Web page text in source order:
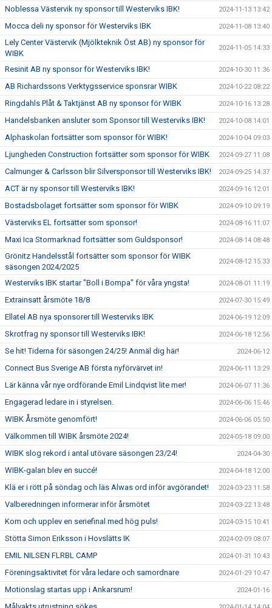
Noblessa Västervik ny sponsor till Westerviks IBK! 2024-11-13 13:42
Mocca deli ny sponsor för Westerviks IBK 2024-11-08 13:40
Lely Center Västervik (Mjölkteknik Öst AB) ny sponsor för
WIBK
2024-11-05 14:33
Resinit AB ny sponsor för Westerviks IBK! 2024-10-30 11:36
AB Richardssons Verktygsservice sponsrar WIBK 2024-10-22 08:22
Ringdahls Plåt & Taktjänst AB ny sponsor för WIBK 2024-10-16 13:28
Handelsbanken ansluter som Sponsor till Westerviks IBK! 2024-10-08 14:01
Alphaskolan fortsätter som sponsor för WIBK! 2024-10-04 09:03
Ljungheden Construction fortsätter som sponsor för WIBK 2024-09-27 11:08
Calmunger & Carlsson blir Silversponsor till Westerviks IBK! 2024-09-25 14:37
ACT är ny sponsor till Westerviks IBK! 2024-09-16 12:01
Bostadsbolaget fortsätter som sponsor för WIBK 2024-09-10 09:19
Västerviks EL fortsätter som sponsor! 2024-08-16 11:07
Maxi Ica Stormarknad fortsätter som Guldsponsor! 2024-08-14 08:48
Grönitz Handelsstål fortsätter som sponsor för WIBK
säsongen 2024/2025
2024-08-12 15:33
Westerviks IBK startar "Boll i Bompa" för våra yngsta! 2024-08-01 11:19
Extrainsatt årsmöte 18/8 2024-07-30 15:49
Ellatel AB nya sponsorer till Westerviks IBK 2024-06-19 12:09
Skrotfrag ny sponsor till Westerviks IBK! 2024-06-18 12:56
Se hit! Tiderna för säsongen 24/25! Anmäl dig här! 2024-06-12
Connect Bus Sverige AB första nyförvärvet in! 2024-06-11 13:29
Lär känna vår nye ordförande Emil Lindqvist lite mer! 2024-06-07 11:36
Engagerad ledare in i styrelsen. 2024-06-06 15:46
WIBK Årsmöte genomfört! 2024-06-06 05:50
Välkommen till WIBK årsmöte 2024! 2024-05-18 09:00
WIBK slog rekord i antal utövare säsongen 23/24! 2024-04-30
WIBK-galan blev en succé! 2024-04-18 12:00
Klä er i rött på söndag och läs Alwas ord inför avgörandet! 2024-03-23 11:58
Valberedningen informerar inför årsmötet 2024-03-22 13:48
Kom och upplev en seriefinal med hög puls! 2024-03-15 10:41
Stötta Simon Eriksson i Hovslätts IK 2024-02-09 08:07
EMIL NILSEN FLRBL CAMP 2024-01-31 10:43
Föreningsaktivitet för våra ledare och samordnare 2024-01-29 10:47
Motionslag startas upp i Ankarsrum! 2024-01-16